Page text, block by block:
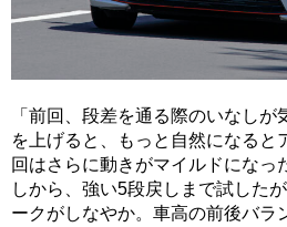
「前回、段差を通る際のいなし
を上げると、もっと自然になると
回はさらに動きがマイルドになっ
しから、強い5段戻しまで試した
ークがしなやか。車高の前後バラ